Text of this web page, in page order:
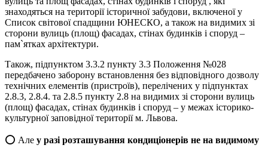
знаходяться на території історичної забудови, включеної у
Список світової спадщини ЮНЕСКО, а також на видимих зі
сторони вулиць (площ) фасадах, стінах будинків і споруд –
пам`ятках архітектури.
Також, підпунктом 3.3.2 пункту 3.3 Положення №028
передбачено заборону встановлення без відповідного дозволу
технічних елементів (пристроїв), перелічених у підпунктах
2.8.3, 2.8.4. та 2.8.5 пункту 2.8 на видимих зі сторони вулиць
(площ) фасадах, стінах будинків і споруд – у межах історико-
культурної заповідної території м. Львова.
⭕️ Але у разі розташування кондиціонерів не на видимому